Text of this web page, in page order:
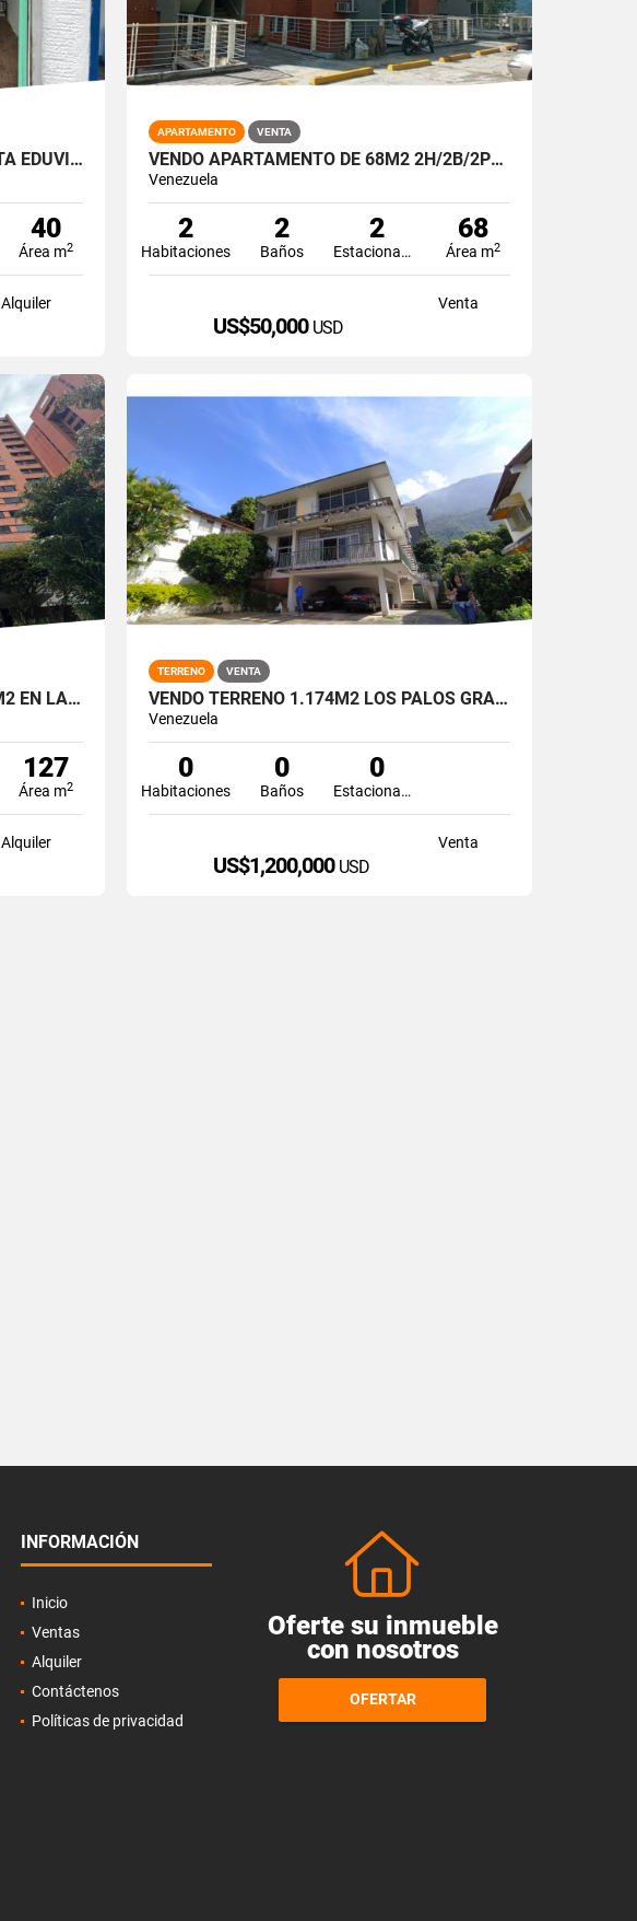
ALQUILO LOCAL DE 40M2 EN SANTA EDUVIGIS
40
Área m2
Alquiler
APARTAMENTO VENTA
VENDO APARTAMENTO DE 68M2 2H/2B/2PE PARQUE CAIZA
Venezuela
2
Habitaciones
2
Baños
2
Estacionamiento
68
Área m2
Venta
US$50,000 USD
ALQUILO APARTAMENTO DE 127 M2 EN LA BOYERA
127
Área m2
Alquiler
TERRENO VENTA
VENDO TERRENO 1.174M2 LOS PALOS GRANDES
Venezuela
0
Habitaciones
0
Baños
0
Estacionamiento
Venta
US$1,200,000 USD
INFORMACIÓN
Inicio
Ventas
Alquiler
Contáctenos
Políticas de privacidad
Oferte su inmueble
con nosotros
OFERTAR